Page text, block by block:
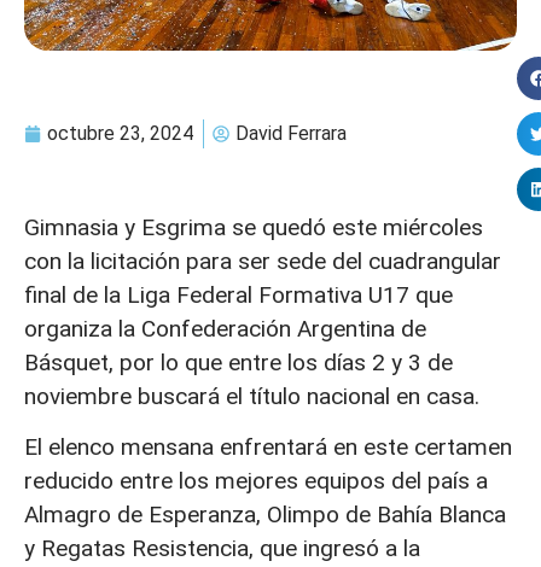
octubre 23, 2024 David Ferrara
Gimnasia y Esgrima se quedó este miércoles
con la licitación para ser sede del cuadrangular
final de la Liga Federal Formativa U17 que
organiza la Confederación Argentina de
Básquet, por lo que entre los días 2 y 3 de
noviembre buscará el título nacional en casa.
El elenco mensana enfrentará en este certamen
reducido entre los mejores equipos del país a
Almagro de Esperanza, Olimpo de Bahía Blanca
y Regatas Resistencia, que ingresó a la